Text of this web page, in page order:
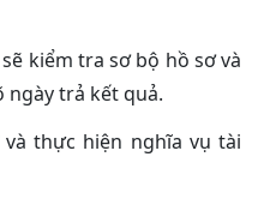
kiểm tra sơ bộ hồ sơ và
ngày trả kết quả.
thực hiện nghĩa vụ tài